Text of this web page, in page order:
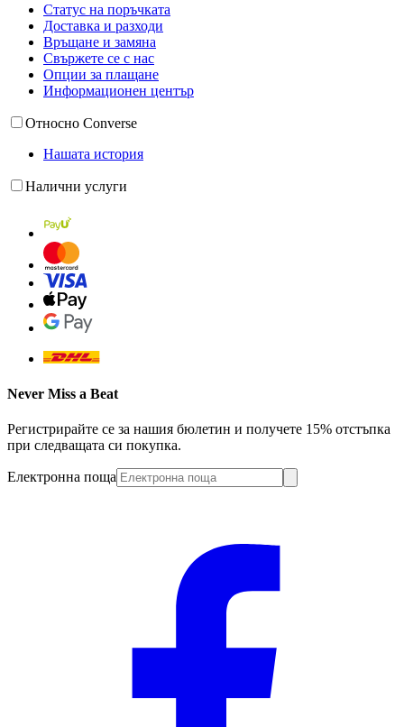
Статус на поръчката
Доставка и разходи
Връщане и замяна
Свържете се с нас
Опции за плащане
Информационен център
Относно Converse
Нашата история
Налични услуги
Never Miss a Beat
Регистрирайте се за нашия бюлетин и получете 15% отстъпка
при следващата си покупка.
Електронна поща